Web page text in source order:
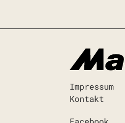
Impressum
Kontakt